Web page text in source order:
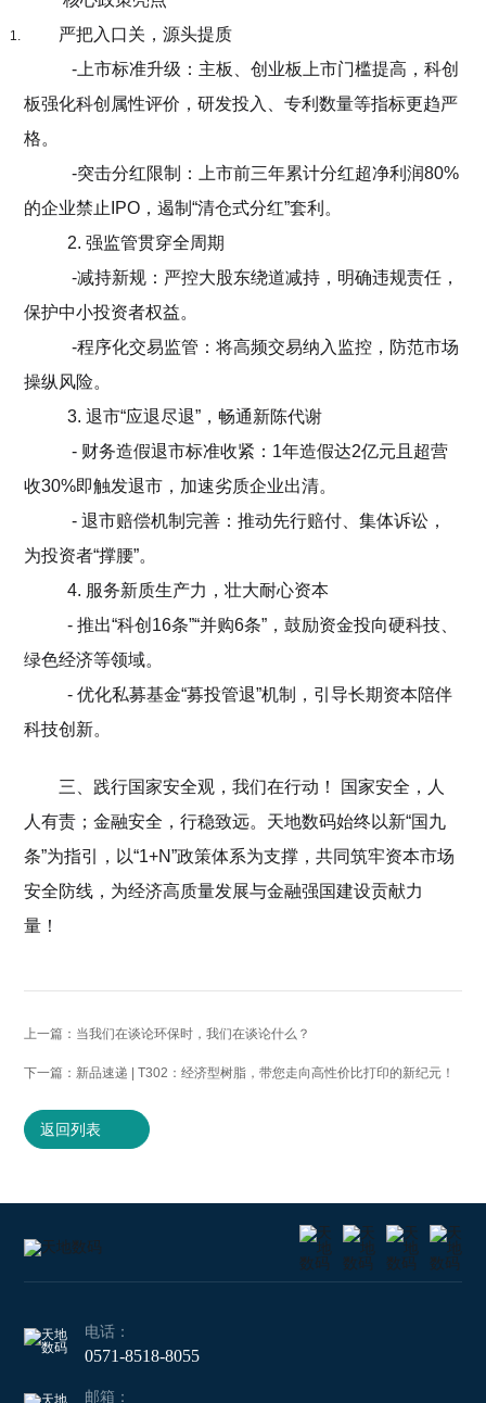
严把入口关，源头提质
-上市标准升级：主板、创业板上市门槛提高，科创
板强化科创属性评价，研发投入、专利数量等指标更趋严
格。
-突击分红限制：上市前三年累计分红超净利润80%
的企业禁止IPO，遏制“清仓式分红”套利。
2. 强监管贯穿全周期
-减持新规：严控大股东绕道减持，明确违规责任，
保护中小投资者权益。
-程序化交易监管：将高频交易纳入监控，防范市场
操纵风险。
3. 退市“应退尽退”，畅通新陈代谢
- 财务造假退市标准收紧：1年造假达2亿元且超营
收30%即触发退市，加速劣质企业出清。
- 退市赔偿机制完善：推动先行赔付、集体诉讼，
为投资者“撑腰”。
4. 服务新质生产力，壮大耐心资本
- 推出“科创16条”“并购6条”，鼓励资金投向硬科技、
绿色经济等领域。
- 优化私募基金“募投管退”机制，引导长期资本陪伴
科技创新。
三、践行国家安全观，我们在行动！ 国家安全，人
人有责；金融安全，行稳致远。天地数码始终以新“国九
条”为指引，以“1+N”政策体系为支撑，共同筑牢资本市场
安全防线，为经济高质量发展与金融强国建设贡献力
量！
上一篇：当我们在谈论环保时，我们在谈论什么？
下一篇：新品速递 | T302：经济型树脂，带您走向高性价比打印的新纪元！
返回列表
电话：
0571-8518-8055
邮箱：